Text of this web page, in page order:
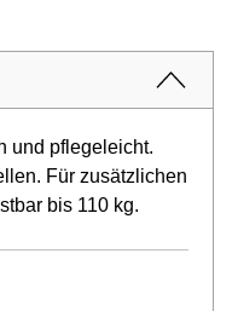
und pflegeleicht.
Für zusätzlichen
bis 110 kg.